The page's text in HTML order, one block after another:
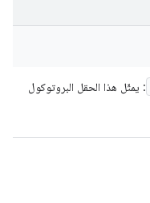
: يمثّل هذا الحقل البروتوكول